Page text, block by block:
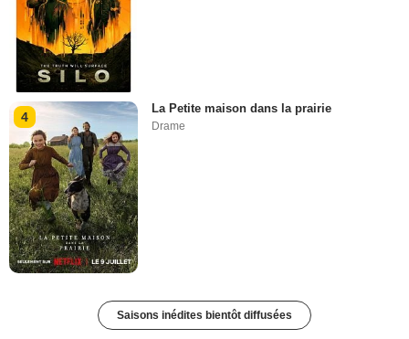
4
La Petite maison dans la prairie
Drame
Saisons inédites bientôt diffusées